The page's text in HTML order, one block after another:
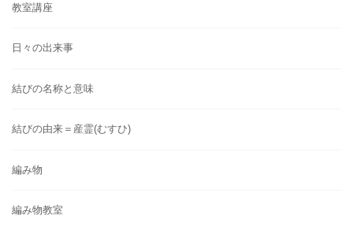
教室講座
日々の出来事
結びの名称と意味
結びの由来＝産霊(むすひ)
編み物
編み物教室